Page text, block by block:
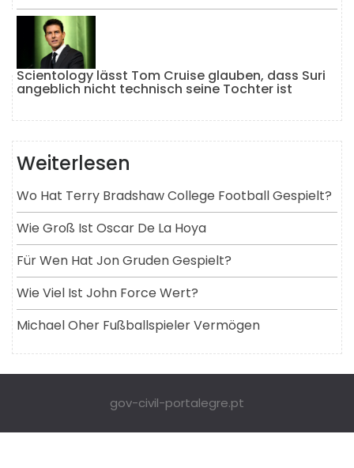
Scientology lässt Tom Cruise glauben, dass Suri
angeblich nicht technisch seine Tochter ist
Weiterlesen
Wo Hat Terry Bradshaw College Football Gespielt?
Wie Groß Ist Oscar De La Hoya
Für Wen Hat Jon Gruden Gespielt?
Wie Viel Ist John Force Wert?
Michael Oher Fußballspieler Vermögen
gov-civil-portalegre.pt